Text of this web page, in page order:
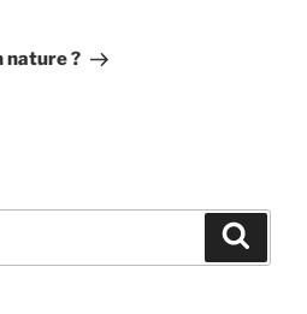
nature ?